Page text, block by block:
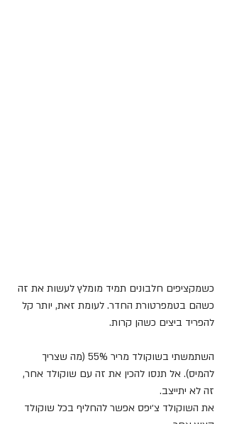
כשמקציפים חלבונים תמיד מומלץ לעשות את זה
כשהם בטמפרטורת החדר. לעומת זאת, יותר קל
להפריד ביצים כשהן קרות.
השתמשתי בשוקולד מריר 55% (מה שצריך
להמיס). אל תנסו להכין את זה עם שוקולד אחר,
זה לא יתייצב.
את השוקולד צ׳יפס אפשר להחליף בכל שוקולד